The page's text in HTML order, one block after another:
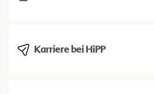
Karriere bei HiPP